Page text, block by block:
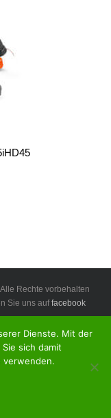
Rechte vorbehalten
Sie uns auffacebook
Dienste. Mit der
sich damit
verwenden.